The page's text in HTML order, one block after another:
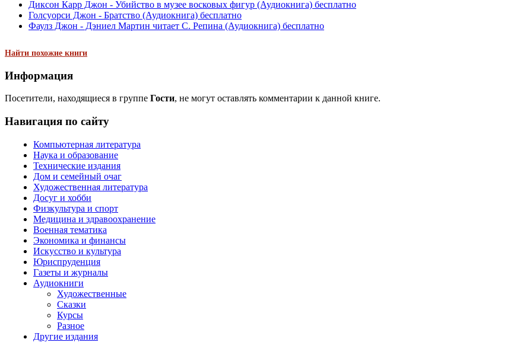
Диксон Карр Джон - Убийство в музее восковых фигур (Аудиокнига) бесплатно
Голсуорси Джон - Братство (Аудиокнига) бесплатно
Фаулз Джон - Дэниел Мартин читает С. Репина (Аудиокнига) бесплатно
Найти похожие книги
Информация
Посетители, находящиеся в группе Гости, не могут оставлять комментарии к данной книге.
Навигация по сайту
Компьютерная литература
Наука и образование
Технические издания
Дом и семейный очаг
Художественная литература
Досуг и хобби
Физкультура и спорт
Медицина и здравоохранение
Военная тематика
Экономика и финансы
Искусство и культура
Юриспруденция
Газеты и журналы
Аудиокниги
Художественные
Сказки
Курсы
Разное
Другие издания